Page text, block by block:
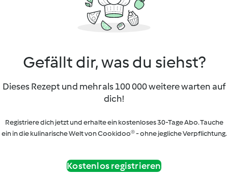
Gefällt dir, was du siehst?
Dieses Rezept und mehr als 100 000 weitere warten auf
dich!
Registriere dich jetzt und erhalte ein kostenloses 30-Tage Abo. Tauche
ein in die kulinarische Welt von Cookidoo® - ohne jegliche Verpflichtung.
Kostenlos registrieren